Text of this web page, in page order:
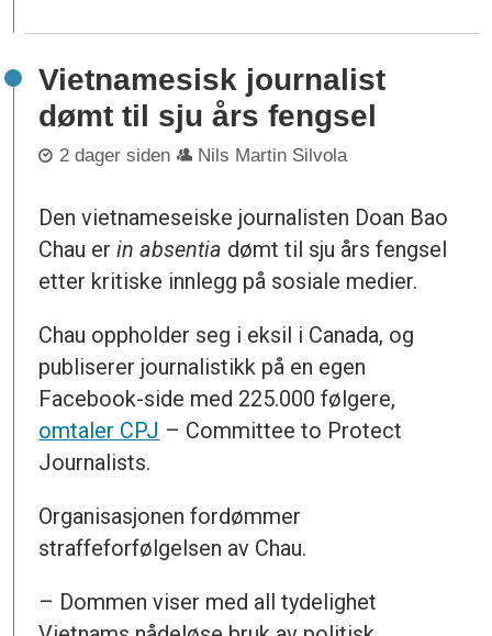
Vietnamesisk journalist
dømt til sju års fengsel
2 dager siden Nils Martin Silvola
Den vietnameseiske journalisten Doan Bao
Chau erin absentia dømt til sju års fengsel
etter kritiske innlegg på sosiale medier.
Chau oppholder seg i eksil i Canada, og
publiserer journalistikk på en egen
Facebook-side med 225.000 følgere,
omtaler CPJ – Committee to Protect
Journalists.
Organisasjonen fordømmer
straffeforfølgelsen av Chau.
– Dommen viser med all tydelighet